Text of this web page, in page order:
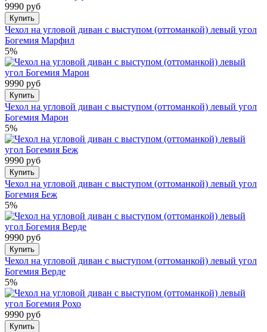
9990 руб
Купить
Чехол на угловой диван с выступом (оттоманкой) левый угол
Богемия Марфил
5%
9990 руб
Купить
Чехол на угловой диван с выступом (оттоманкой) левый угол
Богемия Марон
5%
9990 руб
Купить
Чехол на угловой диван с выступом (оттоманкой) левый угол
Богемия Беж
5%
9990 руб
Купить
Чехол на угловой диван с выступом (оттоманкой) левый угол
Богемия Верде
5%
9990 руб
Купить